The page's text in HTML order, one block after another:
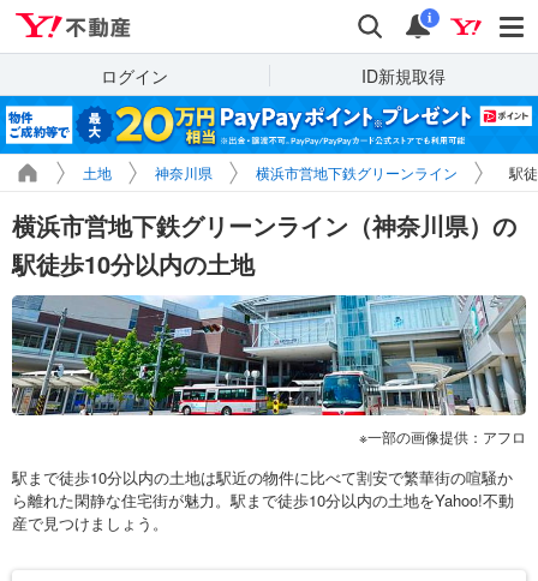
検索 通知
i
ログイン ID新規取得
土地 神奈川県 横浜市営地下鉄グリーンライン 駅
横浜市営地下鉄グリーンライン（神奈川県）の
駅徒歩10分以内の土地
一部の画像提供：アフロ
駅まで徒歩10分以内の土地は駅近の物件に比べて割安で繁華街の喧騒か
ら離れた閑静な住宅街が魅力。駅まで徒歩10分以内の土地をYahoo!不動
産で見つけましょう。